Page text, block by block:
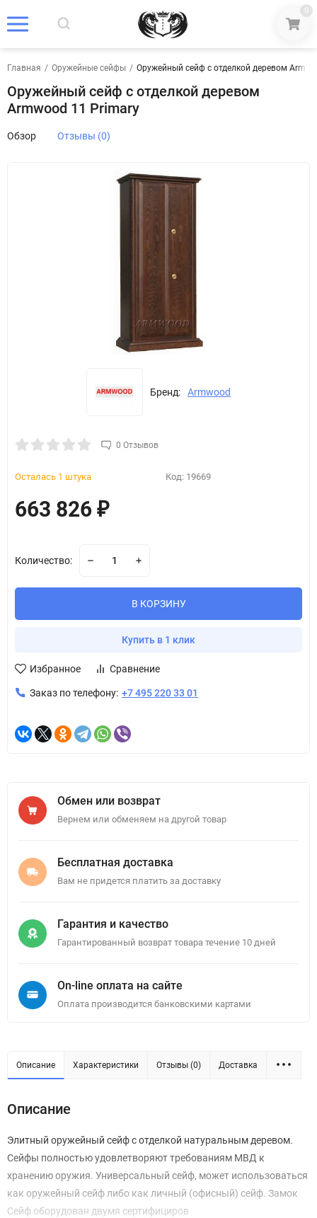
0
Главная / Оружейные сейфы / Оружейный сейф с отделкой деревом
Оружейный сейф с отделкой деревом
Armwood 11 Primary
Обзор Отзывы (0)
Бренд: Armwood
0 Отзывов
Осталась 1 штука Код: 19669
663 826 ₽
Количество:
В КОРЗИНУ
Купить в 1 клик
Избранное Сравнение
Заказ по телефону: +7 495 220 33 01
Обмен или возврат
Вернем или обменяем на другой товар
Бесплатная доставка
Вам не придется платить за доставку
Гарантия и качество
Гарантированный возврат товара течение 10 дней
On-line оплата на сайте
Оплата производится банковскими картами
Описание Характеристики Отзывы (0) Доставка
Описание
Элитный оружейный сейф с отделкой натуральным деревом.
Сейфы полностью удовлетворяют требованиям МВД к
хранению оружия. Универсальный сейф, может использоваться
как оружейный сейф либо как личный (офисный) сейф. Замок
Сейф оборудован двумя сертифициров